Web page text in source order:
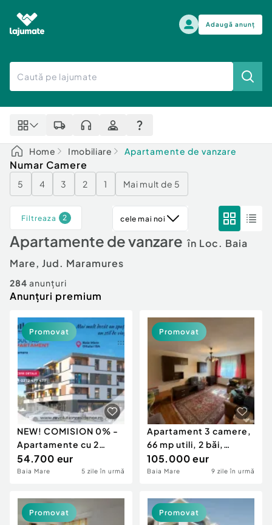
Adaugă anunț
Alege categoria
Toate Anunturile
Auto, moto si ambarcatiuni
Imobiliare
Electronice si electrocasnice
Casa si gradina
Piese auto
Mama si copilul
Moda si frumusete
Sport, timp liber, arta
Locuri de munca
Servicii
Animale de companie
Afaceri și echipamente profesionale
Inchiriere Bunuri si Vehicule
Autoturisme
Anvelope si Jante
Alege dupa sezon
Scutere - ATV - UTV
Autoutilitare
Ambarcatiuni
Camioane - Rulote - Remorci
Motociclete
Utilaje agricole si industriale
Piese auto si accesorii
Dacia Duster
Home Imobiliare Apartamente de vanzare
Numar Camere
5 4 3 2 1 Mai mult de 5
Filtreaza 2 cele mai noi
Apartamente de vanzare în Loc. Baia
Mare, Jud. Maramures
284 anunțuri
Anunțuri premium
NEW! COMISION 0% -
Apartamente cu 2
camere - Oltului 13A,
Baia Mare
54.700 eur
Baia Mare 5 zile în urmă
Promovat
Apartament 3 camere,
66 mp utili, 2 băi,
dressing – bloc
105.000 eur
Baia Mare 9 zile în urmă
Promovat
Promovat Promovat